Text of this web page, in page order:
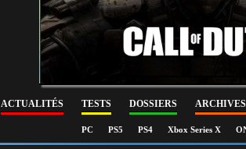
ACTUALITÉS TESTS DOSSIERS ARCHIVES
PC PS5 PS4 Xbox Series X